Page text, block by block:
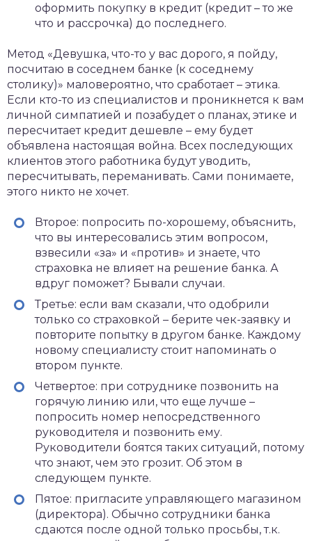
оформить покупку в кредит (кредит – то же
что и рассрочка) до последнего.
Метод «Девушка, что-то у вас дорого, я пойду,
посчитаю в соседнем банке (к соседнему
столику)» маловероятно, что сработает – этика.
Если кто-то из специалистов и проникнется к вам
личной симпатией и позабудет о планах, этике и
пересчитает кредит дешевле – ему будет
объявлена настоящая война. Всех последующих
клиентов этого работника будут уводить,
пересчитывать, переманивать. Сами понимаете,
этого никто не хочет.
Второе: попросить по-хорошему, объяснить,
что вы интересовались этим вопросом,
взвесили «за» и «против» и знаете, что
страховка не влияет на решение банка. А
вдруг поможет? Бывали случаи.
Третье: если вам сказали, что одобрили
только со страховкой – берите чек-заявку и
повторите попытку в другом банке. Каждому
новому специалисту стоит напоминать о
втором пункте.
Четвертое: при сотруднике позвонить на
горячую линию или, что еще лучше –
попросить номер непосредственного
руководителя и позвонить ему.
Руководители боятся таких ситуаций, потому
что знают, чем это грозит. Об этом в
следующем пункте.
Пятое: пригласите управляющего магазином
(директора). Обычно сотрудники банка
сдаются после одной только просьбы, т.к.